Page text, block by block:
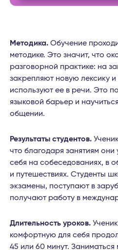
Методика. Обучение
методике. Это значит, что
разговорной практике: на
закрепляют новую лексику и
используют ее в речи. Это
языковой барьер и
общении.
Результаты студентов.
что благодаря занятиям они
себя на собеседованиях, в
и путешествиях. Студенты
экзамены, поступают в
получают работу в
Длительность уроков.
комфортную для себя
45 или 60 минут.